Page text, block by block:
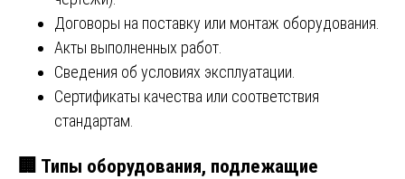
Договоры на поставку или монтаж оборудования.
Акты выполненных работ.
Сведения об условиях эксплуатации.
Сертификаты качества или соответствия
стандартам.
🏢 Типы оборудования, подлежащие